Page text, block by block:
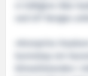
vi tidligere ikke
ved UiT Norges
«Kronprins
kunnskap om
klimatilstanden i